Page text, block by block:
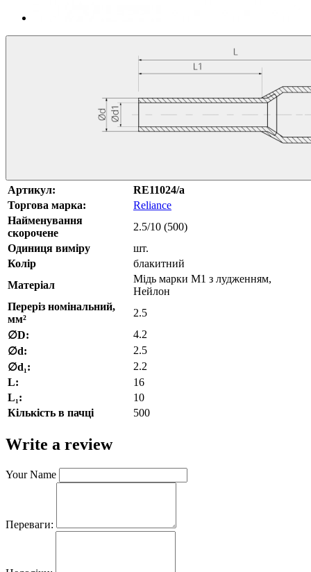
Артикул:
RE11024/a
Торгова марка:
Reliance
Найменування
скорочене
2.5/10 (500)
Одиниця виміру
шт.
Колір
блакитний
Матеріал
Мідь марки М1 з лудженням,
Нейлон
Переріз номінальний,
мм²
2.5
∅D:
4.2
∅d:
2.5
∅d₁:
2.2
L:
16
L₁:
10
Кількість в пачці
500
Write a review
Your Name
Переваги: